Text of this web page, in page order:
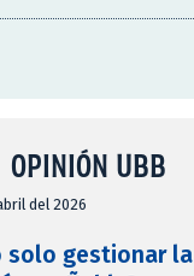
OPINIÓN UBB
del 2026
solo gestionar la